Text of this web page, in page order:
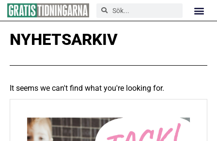
NYHETSARKIV
It seems we can't find what you're looking for.